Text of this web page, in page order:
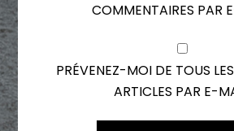
COMMENTAIRES PAR
PRÉVENEZ-MOI DE TOUS
ARTICLES PAR E-